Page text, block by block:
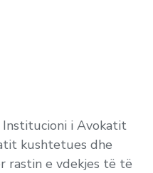
Institucioni i Avokatit
kushtetues dhe
rastin e vdekjes të të